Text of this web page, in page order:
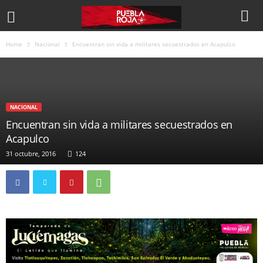
Home Nacional Encuentran sin vida a militares secuestrados en Acapulco
NACIONAL
Encuentran sin vida a militares secuestrados en
Acapulco
31 octubre, 2016 124